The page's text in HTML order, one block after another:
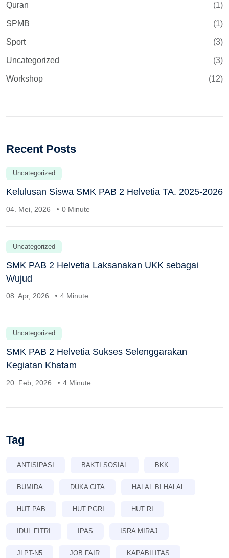
Quran (1)
SPMB (1)
Sport (3)
Uncategorized (3)
Workshop (12)
Recent Posts
Uncategorized
Kelulusan Siswa SMK PAB 2 Helvetia TA. 2025-2026
04. Mei, 2026 0 Minute
Uncategorized
SMK PAB 2 Helvetia Laksanakan UKK sebagai
Wujud
08. Apr, 2026 4 Minute
Uncategorized
SMK PAB 2 Helvetia Sukses Selenggarakan
Kegiatan Khatam
20. Feb, 2026 4 Minute
Tag
ANTISIPASI BAKTI SOSIAL BKK
BUMIDA DUKA CITA HALAL BI HALAL
HUT PAB HUT PGRI HUT RI
IDUL FITRI IPAS ISRA MIRAJ
JLPT-N5 JOB FAIR KAPABILITAS